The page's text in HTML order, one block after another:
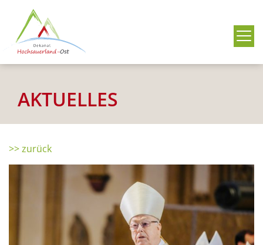
AKTUELLES
>> zurück